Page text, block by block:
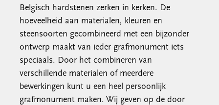
Belgisch hardstenen zerken in kerken. De
hoeveelheid aan materialen, kleuren en
steensoorten gecombineerd met een bijzonder
ontwerp maakt van ieder grafmonument iets
speciaals. Door het combineren van
verschillende materialen of meerdere
bewerkingen kunt u een heel persoonlijk
grafmonument maken. Wij geven op de door